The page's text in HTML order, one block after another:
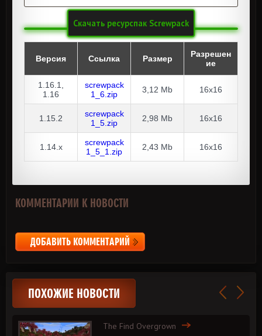
Скачать ресурспак Screwpack
Версия Ссылка Размер
Разрешен
ие
1.16.1,
1.16
screwpack
1_6.zip
3,12 Mb 16x16
1.15.2
screwpack
1_5.zip
2,98 Mb 16x16
1.14.x
screwpack
1_5_1.zip
2,43 Mb 16x16
КОММЕНТАРИИ К НОВОСТИ
ДОБАВИТЬ КОММЕНТАРИЙ
ПОХОЖИЕ НОВОСТИ
The Find Overgrown